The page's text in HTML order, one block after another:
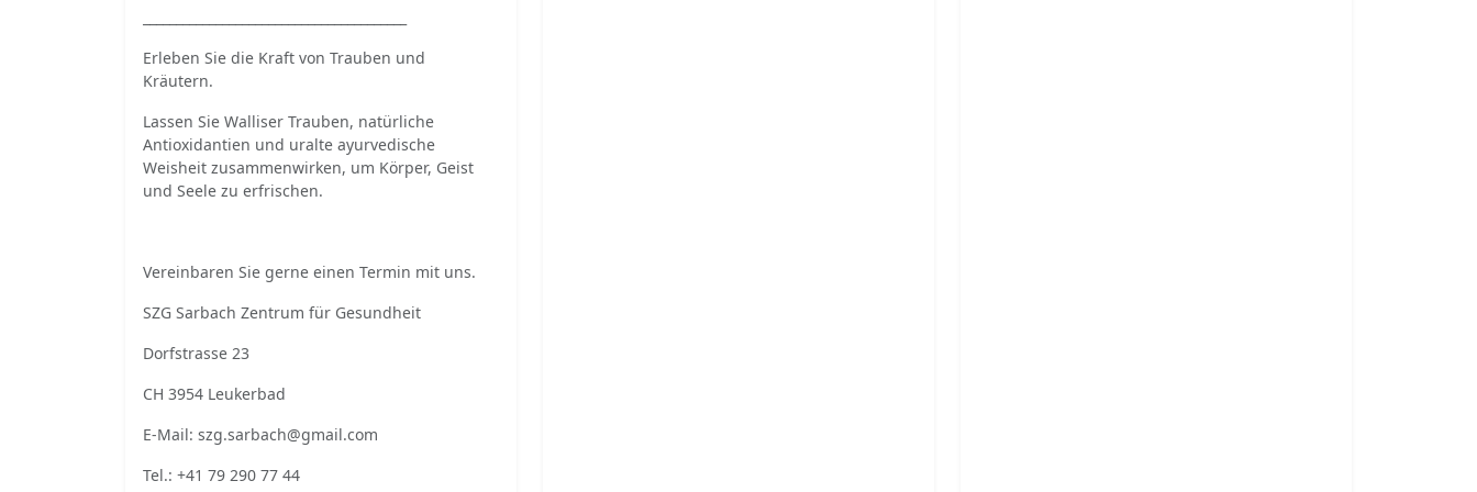
Erleben Sie die Kraft von Trauben und
Kräutern.
Lassen Sie Walliser Trauben, natürliche
Antioxidantien und uralte ayurvedische
Weisheit zusammenwirken, um Körper, Geist
und Seele zu erfrischen.
Vereinbaren Sie gerne einen Termin mit uns.
SZG Sarbach Zentrum für Gesundheit
Dorfstrasse 23
CH 3954 Leukerbad
E-Mail: szg.sarbach@gmail.com
Tel.: +41 79 290 77 44